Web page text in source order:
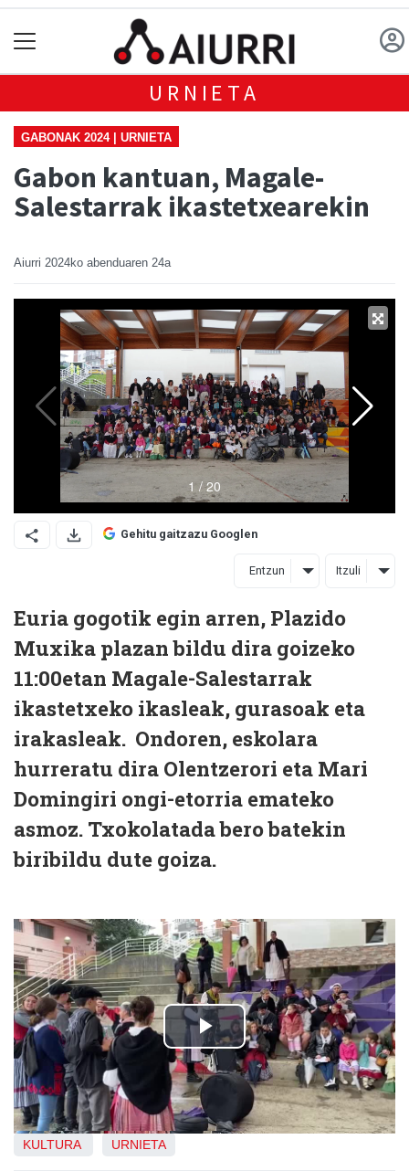
URNIETA
GABONAK 2024 | URNIETA
Gabon kantuan, Magale-
Salestarrak ikastetxearekin
Aiurri 2024ko abenduaren 24a
Gehitu gaitzazu Googlen
Entzun Itzuli
Euria gogotik egin arren, Plazido
Muxika plazan bildu dira goizeko
11:00etan Magale-Salestarrak
ikastetxeko ikasleak, gurasoak eta
irakasleak. Ondoren, eskolara
hurreratu dira Olentzerori eta Mari
Domingiri ongi-etorria emateko
asmoz. Txokolatada bero batekin
biribildu dute goiza.
KULTURA URNIETA